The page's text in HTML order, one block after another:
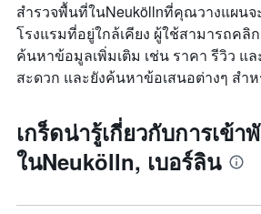
สำรวจพื้นที่ในNeuköllnที่คุณวางแผนจ
โรงแรมที่อยู่ใกล้เคียง ผู้ใช้สามารถคลิ
ค้นหาข้อมูลเพิ่มเติม เช่น ราคา รีวิว แ
สะดวก และยังค้นหาข้อเสนอต่างๆ สำ
เกร็ดน่ารู้เกี่ยวกับการเข้า
ในNeukölln, เบอร์ลิน